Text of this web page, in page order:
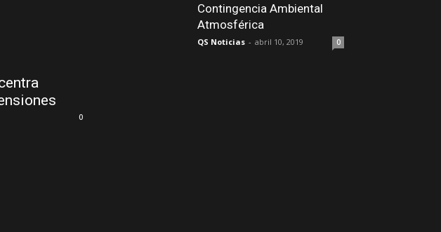
0
Contingencia Ambiental
Atmosférica
QS Noticias - abril 10, 2019 0